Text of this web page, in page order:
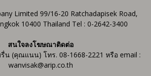
Limited 99/16-20 Ratchadapisek Road,
10400 Thailand Tel : 0-2642-3400
สนใจลงโฆษณาติดต่อ
(คุณแนน) โทร. 08-1668-2221 หรือ email :
wanvisak@arip.co.th